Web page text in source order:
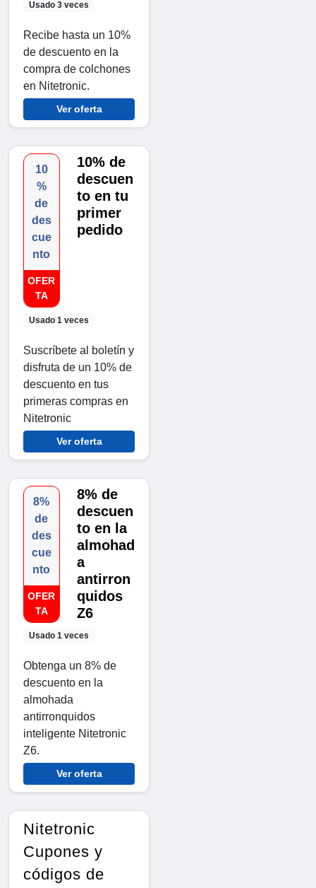
Usado 3 veces
Recibe hasta un 10%
de descuento en la
compra de colchones
en Nitetronic.
Ver oferta
10
%
de
des
cue
nto
OFER
TA
Usado 1 veces
10% de
descuen
to en tu
primer
pedido
Suscríbete al boletín y
disfruta de un 10% de
descuento en tus
primeras compras en
Nitetronic
Ver oferta
8%
de
des
cue
nto
OFER
TA
Usado 1 veces
8% de
descuen
to en la
almohad
a
antirron
quidos
Z6
Obtenga un 8% de
descuento en la
almohada
antirronquidos
inteligente Nitetronic
Z6.
Ver oferta
Nitetronic
Cupones y
códigos de